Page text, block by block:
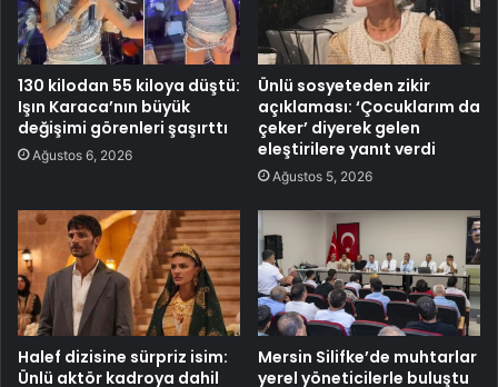
130 kilodan 55 kiloya düştü:
Işın Karaca’nın büyük
değişimi görenleri şaşırttı
Ağustos 6, 2026
Ünlü sosyeteden zikir
açıklaması: ‘Çocuklarım da
çeker’ diyerek gelen
eleştirilere yanıt verdi
Ağustos 5, 2026
Halef dizisine sürpriz isim:
Ünlü aktör kadroya dahil
Mersin Silifke’de muhtarlar
yerel yöneticilerle buluştu